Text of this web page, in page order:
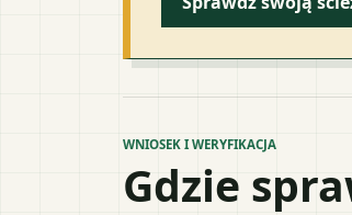
WNIOSEK I WERYFIKACJA
Gdzie